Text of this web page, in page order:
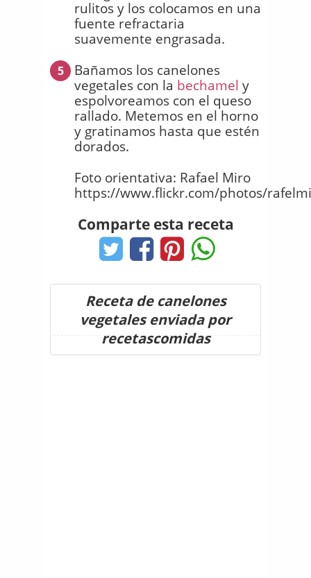
rulitos y los colocamos en una
fuente refractaria
suavemente engrasada.
5
Bañamos los canelones
vegetales con la bechamel y
espolvoreamos con el queso
rallado. Metemos en el horno
y gratinamos hasta que estén
dorados.
Foto orientativa: Rafael Miro
https://www.flickr.com/photos/
Comparte esta receta
Receta de canelones
vegetales enviada por
recetascomidas